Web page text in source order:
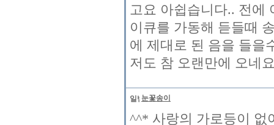
고요 아쉽습니다.. 전에
이큐를 가동해 듣들때
에 제대로 된 음을 들을
저도 참 오랜만에 오네
눈꽃송이
^^* 사랑의 가로등이 없